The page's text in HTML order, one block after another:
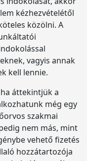
kézhezvételétől
közölni. A
vagyis annak
kell lennie.
áttekintjük a
még egy
szakmai
nem más, mint
vehető fizetés
hozzátartozója